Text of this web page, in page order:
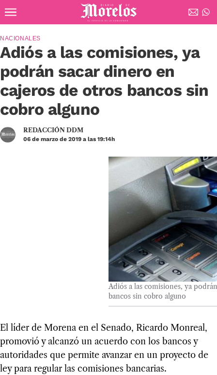
Diario de Morelos
Adiós a las comisiones, ya
podrán sacar dinero en
cajeros de otros bancos sin
cobro alguno
NACIONALES
REDACCIÓN DDM
06 de marzo de 2019 a las 19:14h
Adiós a las comisiones, ya
bancos sin cobro alguno
El líder de Morena en el Senado, Ricardo Monreal,
promovió y alcanzó un acuerdo con los bancos y
autoridades que permite avanzar en un proyecto de
ley para regular las comisiones bancarias.